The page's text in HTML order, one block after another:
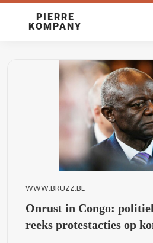
PIERRE
KOMPANY
WWW.BRUZZ.BE
Onrust in Congo:
reeks protestacties op